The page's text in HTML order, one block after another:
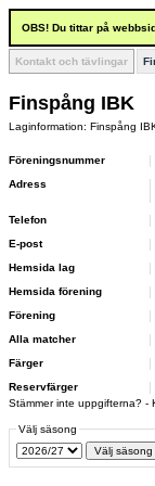
OBS! Du tittar på
Kontakt och tävlingar
Finspång IBK
Laginformation: Finspång
Föreningsnummer
Adress
Telefon
E-post
Hemsida lag
Hemsida förening
Förening
Alla matcher
Färger
Reservfärger
Stämmer inte uppgifterna? -
Välj säsong